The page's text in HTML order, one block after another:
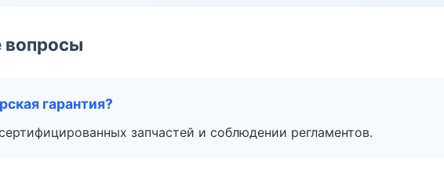
вопросы
гарантия?
запчастей и соблюдении регламентов.